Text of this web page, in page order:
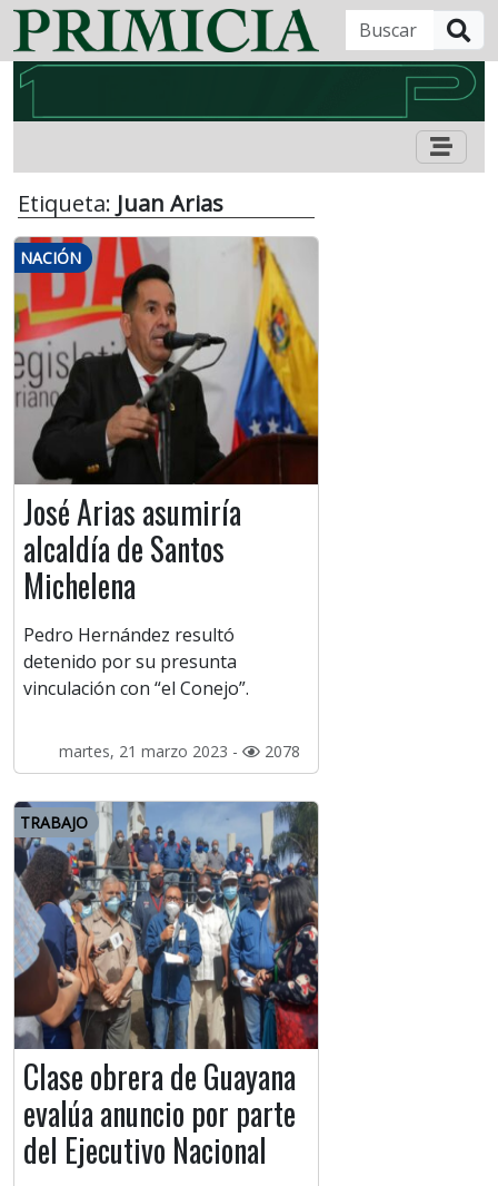
Etiqueta: Juan Arias
NACIÓN
José Arias asumiría
alcaldía de Santos
Michelena
Pedro Hernández resultó
detenido por su presunta
vinculación con “el Conejo”.
martes, 21 marzo 2023 - 2078
TRABAJO
Clase obrera de Guayana
evalúa anuncio por parte
del Ejecutivo Nacional